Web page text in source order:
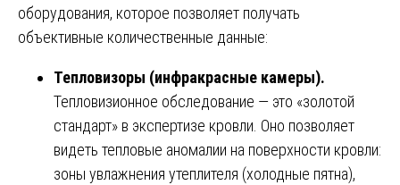
оборудования, которое позволяет получать
объективные количественные данные:
Тепловизоры (инфракрасные камеры).
Тепловизионное обследование — это «золотой
стандарт» в экспертизе кровли. Оно позволяет
видеть тепловые аномалии на поверхности кровли:
зоны увлажнения утеплителя (холодные пятна),